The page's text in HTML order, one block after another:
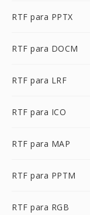
RTF para PPTX
RTF para DOCM
RTF para LRF
RTF para ICO
RTF para MAP
RTF para PPTM
RTF para RGB